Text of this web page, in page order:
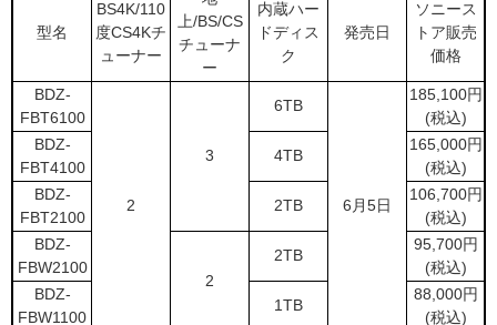
型名
BS4K/110
度CS4Kチ
ューナー
上/BS/CS
チューナ
ー
内蔵ハー
ドディス
ク
発売日
ソニース
トア販売
価格
BDZ-
FBT6100
2
3
6TB
6月5日
185,100円
(税込)
BDZ-
FBT4100
4TB
165,000円
(税込)
BDZ-
FBT2100
2TB
106,700円
(税込)
BDZ-
FBW2100
2
2TB
95,700円
(税込)
BDZ-
FBW1100
1TB
88,000円
(税込)